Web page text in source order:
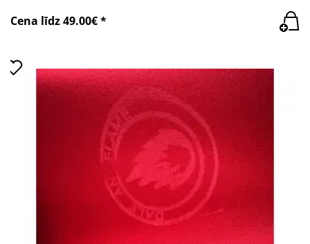
Cena līdz 49.00€ *